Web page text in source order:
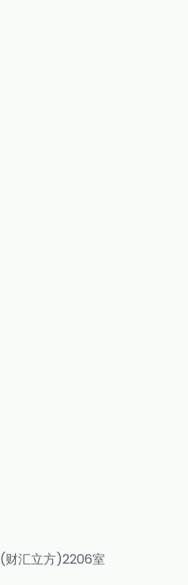
财汇立方)2206室